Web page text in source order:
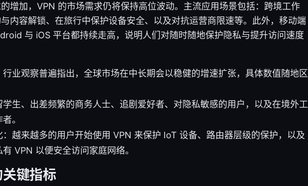
增加，VPN 的市场需求仍将保持高位波动。主流应用场景包括：跨境工作
内容解锁、在旅行中保护设备安全、以及对抗运营商限速等。此外，移动端
与 iOS 平台都持续走高，说明人们对随时随地保护隐私与提升访问速度
业观察普遍指出，全球市场在中长期会以稳健的增速扩张，具体数值随地区
学生、出差频繁的商务人士、追剧爱好者、对隐私敏感的用户，以及在境外工
。
：越来越多的用户开始使用 VPN 来保护 IoT 设备、路由器层级的保护，以及
VPN 以便安全访问家庭网络。
键指标